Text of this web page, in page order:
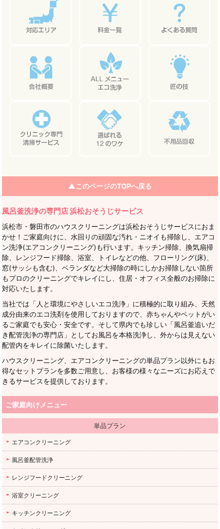
▲このページのTOPへ戻る
風呂釜洗浄の専門店 浜松おそうじサービス
浜松市・磐田市のハウスクリーニングは浜松おそうじサービスにおま
かせ！ご家庭向けに、水回りの頑固な汚れ・ニオイも掃除し、エアコ
ン洗浄(エアコンクリーニング)も行います。キッチン掃除、換気扇掃
除、レンジフード掃除、浴室、トイレなどの他、フローリング(床)、
窓(サッシも含む)、ベランダなど大掃除の時にしかお掃除しない箇所
もプロのクリーニングでキレイにし、住居・オフィス全般のお掃除に
対応いたします。
当社では「人と環境にやさしいエコ洗浄」に積極的に取り組み、天然
成分由来のエコ洗剤を使用しておりますので、赤ちゃんやペットがい
るご家庭でも安心・安全です。そして県内でも珍しい「風呂釜追いだ
き配管洗浄の専門店」としてお風呂を本格洗浄し、外からは見えない
配管内をキレイに除菌いたします。
ハウスクリーニング、エアコンクリーニングの単品プラン以外にもお
得なセットプランを多数ご用意し、お客様の様々なニーズにお応えで
きるサービスを提供しております。
ご家庭向けメニュー
単品プラン
エアコンクリーニング
風呂釜配管洗浄
レンジフードクリーニング
浴室クリーニング
キッチンクリーニング